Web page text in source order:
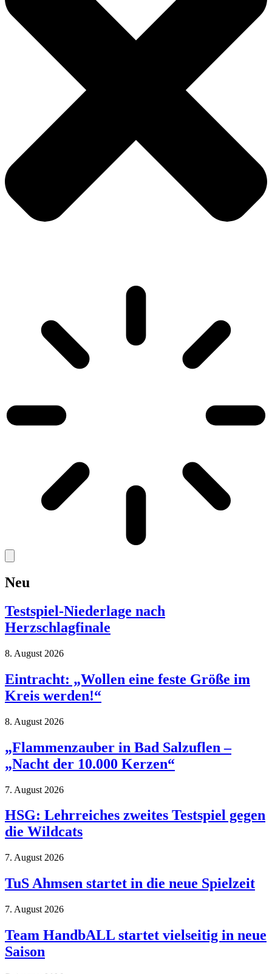
Neu
Testspiel-Niederlage nach
Herzschlagfinale
8. August 2026
Eintracht: „Wollen eine feste Größe im
Kreis werden!“
8. August 2026
„Flammenzauber in Bad Salzuflen –
„Nacht der 10.000 Kerzen“
7. August 2026
HSG: Lehrreiches zweites Testspiel gegen
die Wildcats
7. August 2026
TuS Ahmsen startet in die neue Spielzeit
7. August 2026
Team HandbALL startet vielseitig in neue
Saison